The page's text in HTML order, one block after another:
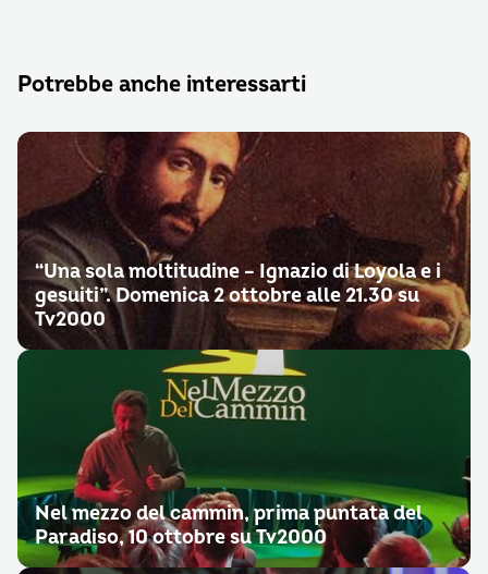
Potrebbe anche interessarti
“Una sola moltitudine – Ignazio di Loyola e i
gesuiti”. Domenica 2 ottobre alle 21.30 su
Tv2000
Nel mezzo del cammin, prima puntata del
Paradiso, 10 ottobre su Tv2000